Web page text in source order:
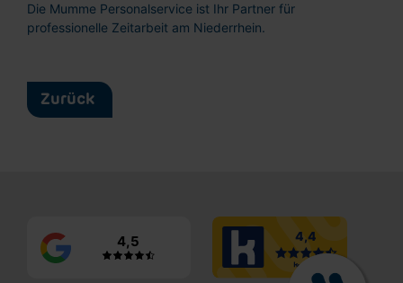
Die Mumme Personalservice ist Ihr Partner für
professionelle Zeitarbeit am Niederrhein.
Zurück
Vorname
Datenschutzerklärung
Nutzungsbedingungengelesen und stimme diesen zu.
4,5